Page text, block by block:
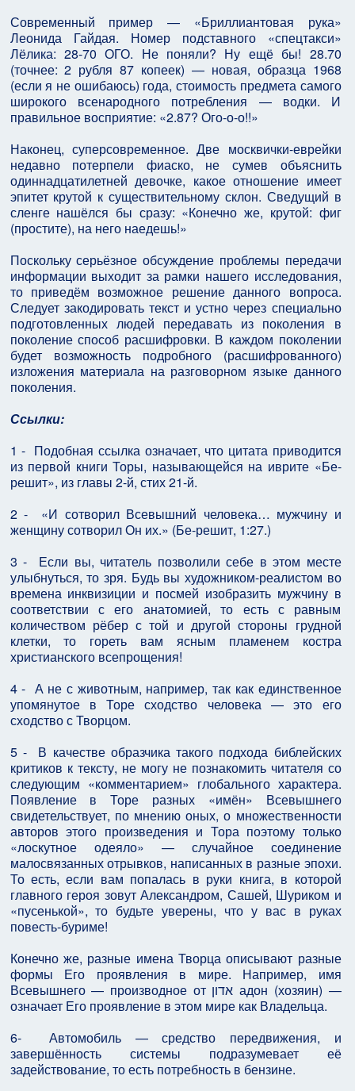
Современный пример — «Бриллиантовая рука»
Леонида Гайдая. Номер подставного «спецтакси»
Лёлика: 28-70 ОГО. Не поняли? Ну ещё бы! 28.70
(точнее: 2 рубля 87 копеек) — новая, образца 1968
(если я не ошибаюсь) года, стоимость предмета самого
широкого всенародного потребления — водки. И
правильное восприятие: «2.87? Ого-о-о!!»
Наконец, суперсовременное. Две москвички-еврейки
недавно потерпели фиаско, не сумев объяснить
одиннадцатилетней девочке, какое отношение имеет
эпитет крутой к существительному склон. Сведущий в
сленге нашёлся бы сразу: «Конечно же, крутой: фиг
(простите), на него наедешь!»
Поскольку серьёзное обсуждение проблемы передачи
информации выходит за рамки нашего исследования,
то приведём возможное решение данного вопроса.
Следует закодировать текст и устно через специально
подготовленных людей передавать из поколения в
поколение способ расшифровки. В каждом поколении
будет возможность подробного (расшифрованного)
изложения материала на разговорном языке данного
поколения.
Ссылки:
1 - Подобная ссылка означает, что цитата приводится
из первой книги Торы, называющейся на иврите «Бе-
решит», из главы 2-й, стих 21-й.
2 - «И сотворил Всевышний человека… мужчину и
женщину сотворил Он их.» (Бе-решит, 1:27.)
3 - Если вы, читатель позволили себе в этом месте
улыбнуться, то зря. Будь вы художником-реалистом во
времена инквизиции и посмей изобразить мужчину в
соответствии с его анатомией, то есть с равным
количеством рёбер с той и другой стороны грудной
клетки, то гореть вам ясным пламенем костра
христианского всепрощения!
4 - А не с животным, например, так как единственное
упомянутое в Торе сходство человека — это его
сходство с Творцом.
5 - В качестве образчика такого подхода библейских
критиков к тексту, не могу не познакомить читателя со
следующим «комментарием» глобального характера.
Появление в Торе разных «имён» Всевышнего
свидетельствует, по мнению оных, о множественности
авторов этого произведения и Тора поэтому только
«лоскутное одеяло» — случайное соединение
малосвязанных отрывков, написанных в разные эпохи.
То есть, если вам попалась в руки книга, в которой
главного героя зовут Александром, Сашей, Шуриком и
«пусенькой», то будьте уверены, что у вас в руках
повесть-буриме!
Конечно же, разные имена Творца описывают разные
формы Его проявления в мире. Например, имя
Всевышнего — производное от אדון адон (хозяин) —
означает Его проявление в этом мире как Владельца.
6- Автомобиль — средство передвижения, и
завершённость системы подразумевает её
задействование, то есть потребность в бензине.